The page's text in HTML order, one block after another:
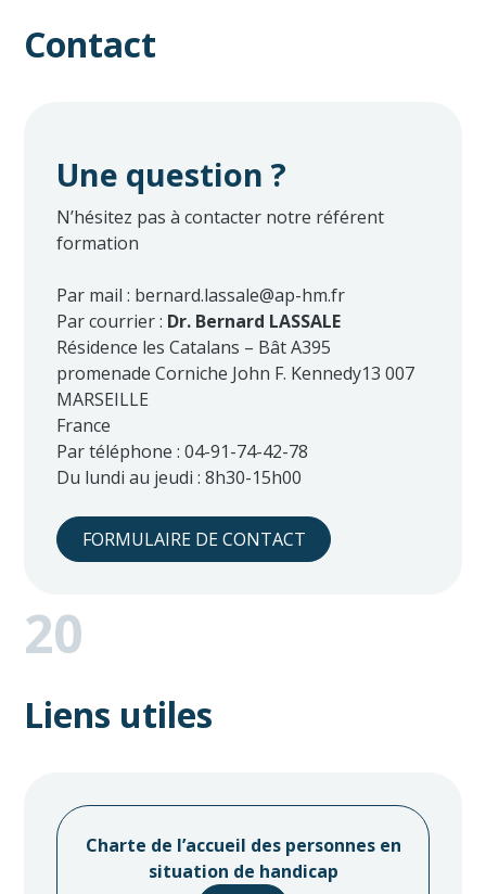
Contact
Une question ?
N’hésitez pas à contacter notre référent
formation
Par mail : bernard.lassale@ap-hm.fr
Par courrier : Dr. Bernard LASSALE
Résidence les Catalans – Bât A395
promenade Corniche John F. Kennedy13 007
MARSEILLE
France
Par téléphone : 04-91-74-42-78
Du lundi au jeudi : 8h30-15h00
FORMULAIRE DE CONTACT
20
Liens utiles
Charte de l’accueil des personnes en
situation de handicap